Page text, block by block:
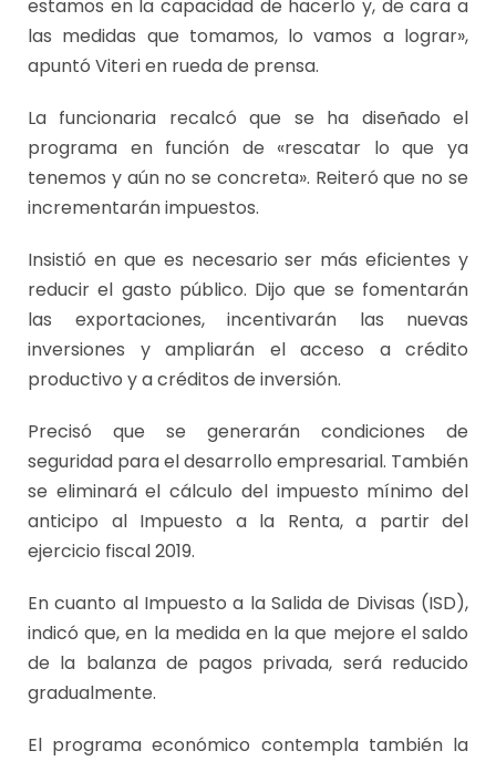
estamos en la capacidad de hacerlo y, de cara a
las medidas que tomamos, lo vamos a lograr»,
apuntó Viteri en rueda de prensa.
La funcionaria recalcó que se ha diseñado el
programa en función de «rescatar lo que ya
tenemos y aún no se concreta». Reiteró que no se
incrementarán impuestos.
Insistió en que es necesario ser más eficientes y
reducir el gasto público. Dijo que se fomentarán
las exportaciones, incentivarán las nuevas
inversiones y ampliarán el acceso a crédito
productivo y a créditos de inversión.
Precisó que se generarán condiciones de
seguridad para el desarrollo empresarial. También
se eliminará el cálculo del impuesto mínimo del
anticipo al Impuesto a la Renta, a partir del
ejercicio fiscal 2019.
En cuanto al Impuesto a la Salida de Divisas (ISD),
indicó que, en la medida en la que mejore el saldo
de la balanza de pagos privada, será reducido
gradualmente.
El programa económico contempla también la